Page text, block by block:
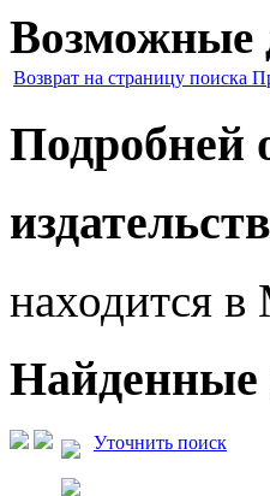
Возможные
Возврат на страницу поиска
Подробней
находится в
Найденные
Уточнить поиск